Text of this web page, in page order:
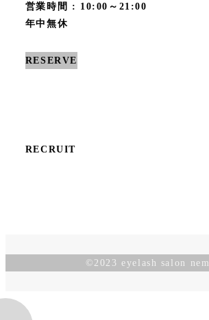
営業時間 : 10:00～21:00
年中無休
RESERVE
RECRUIT
©︎2023 eyelash salon